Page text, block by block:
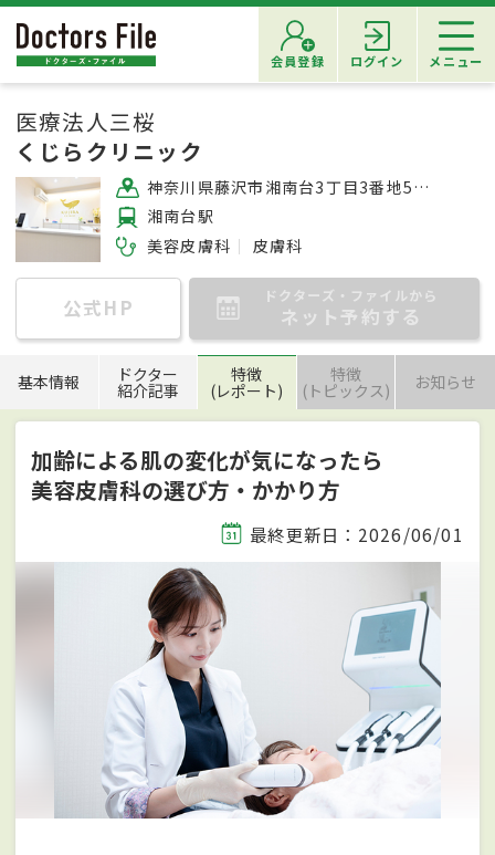
会員登録 ログイン メニュー
医療法人三桜
くじらクリニック
神奈川県藤沢市湘南台3丁目3番地5 2階
湘南台駅
美容皮膚科
皮膚科
公式HP ドクターズ・ファイルから
ネット予約する
基本情報 ドクター
紹介記事
特徴
(レポート)
特徴
(トピックス) お知らせ
加齢による肌の変化が気になったら
美容皮膚科の選び方・かかり方
最終更新日：2026/06/01